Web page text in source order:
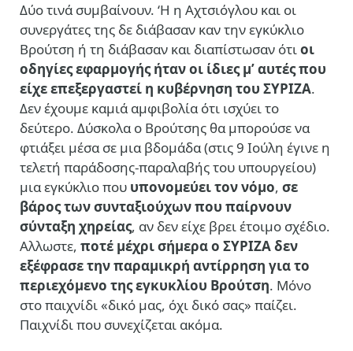
Δύο τινά συμβαίνουν. ‘Η η Αχτσιόγλου και οι
συνεργάτες της δε διάβασαν καν την εγκύκλιο
Βρούτση ή τη διάβασαν και διαπίστωσαν ότιοι
οδηγίες εφαρμογής ήταν οι ίδιες μ’ αυτές που
είχε επεξεργαστεί η κυβέρνηση του ΣΥΡΙΖΑ.
Δεν έχουμε καμιά αμφιβολία ότι ισχύει το
δεύτερο. Δύσκολα ο Βρούτσης θα μπορούσε να
φτιάξει μέσα σε μια βδομάδα (στις 9 Ιούλη έγινε η
τελετή παράδοσης-παραλαβής του υπουργείου)
μια εγκύκλιο που υπονομεύει τον νόμο, σε
βάρος των συνταξιούχων που παίρνουν
σύνταξη χηρείας, αν δεν είχε βρει έτοιμο σχέδιο.
Αλλωστε, ποτέ μέχρι σήμερα ο ΣΥΡΙΖΑ δεν
εξέφρασε την παραμικρή αντίρρηση για το
περιεχόμενο της εγκυκλίου Βρούτση. Μόνο
στο παιχνίδι «δικό μας, όχι δικό σας» παίζει.
Παιχνίδι που συνεχίζεται ακόμα.